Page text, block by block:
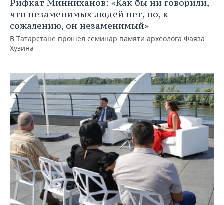
Рифкат Минниханов: «Как бы ни говорили,
что незаменимых людей нет, но, к
сожалению, он незаменимый»
В Татарстане прошел семинар памяти археолога Фаяза
Хузина